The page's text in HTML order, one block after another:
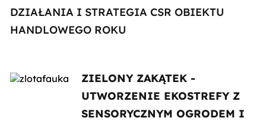
DZIAŁANIA I STRATEGIA CSR OBIEKTU
HANDLOWEGO ROKU
ZIELONY ZAKĄTEK -
UTWORZENIE EKOSTREFY Z
SENSORYCZNYM OGRODEM I